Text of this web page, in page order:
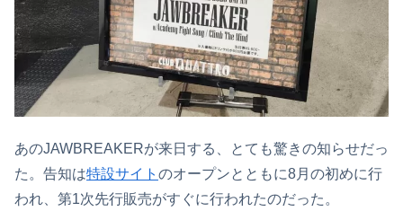
あのJAWBREAKERが来日する、とても驚きの知らせだっ
た。告知は特設サイト のオープンとともに8月の初めに行
われ、第1次先行販売がすぐに行われたのだった。